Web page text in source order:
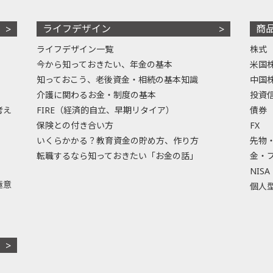
え
意
ライフデザイン
ライフデザイン一覧
今から知っておきたい、年金の基本
知っておこう、老後資金・相続の基本知識
介護に関わるお金・制度の基本
FIRE（経済的自立、早期リタイア）
保険との付き合い方
いくらかかる？教育資金の貯め方、作り方
転職するなら知っておきたい「お金の話」
商
株式
米国
中国
投資
債券
FX
先物
金・
NISA
個人